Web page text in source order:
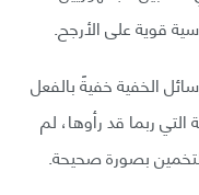
قوية على الأرجح.
الخفية خفيةً بالفعل
ربما قد رأوها، لم